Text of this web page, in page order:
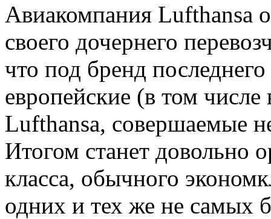
Авиакомпания Lufthansa
своего дочернего
что под бренд
европейские (в том
Lufthansa, совершаемые
Итогом станет довольно
класса, обычного
одних и тех же не самых